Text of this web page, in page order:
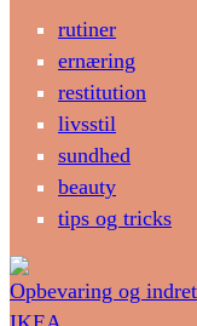
rutiner
ernæring
restitution
livsstil
sundhed
beauty
tips og tricks
Opbevaring og